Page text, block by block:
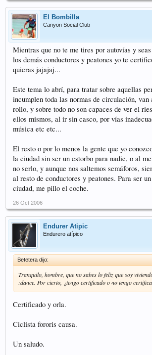
El Bombilla
Canyon Social Club
Mientras que no te me tires por autovías y
los demás conductores y peatones yo te
quieras jajajaj...
Este tema lo abrí, para tratar sobre aquellas
incumplen toda las normas de circulación, van
rollo, y sobre todo no son capaces de ver el
ellos mismos, al ir sin casco, por vías
música etc etc...
El resto o por lo menos la gente que yo
la ciudad sin ser un estorbo para nadie, o al
no serlo, y aunque nos saltemos semáforos,
al resto de conductores y peatones. Para ser
ciudad, me pillo el coche.
26 Oct 2006
Endurer Atipic
Endurero atípico
Betetera dijo:
Tranquilo, hombre, que no sabes lo feliz que soy
:dance. Por cierto, ¿tengo certificado o no tengo
Certificado y orla.
Ciclista fororis causa.
Un saludo.